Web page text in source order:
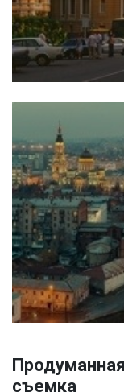
съемка